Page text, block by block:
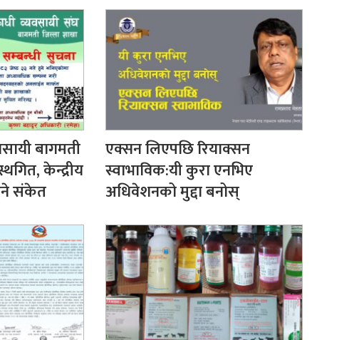
बागमती
केन्द्रीय
संकेत
एक्सन लिएपछि रियाक्सन
स्वाभाविक:यी कुरा एनभिए
अधिवेशनको मुद्दा बनोस्